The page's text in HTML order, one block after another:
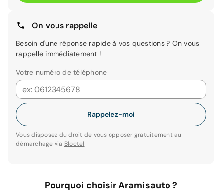
On vous rappelle
Besoin d'une réponse rapide à vos questions ? On vous
rappelle immédiatement !
Votre numéro de téléphone
Rappelez-moi
Vous disposez du droit de vous opposer gratuitement au
démarchage via Bloctel
Pourquoi choisir Aramisauto ?